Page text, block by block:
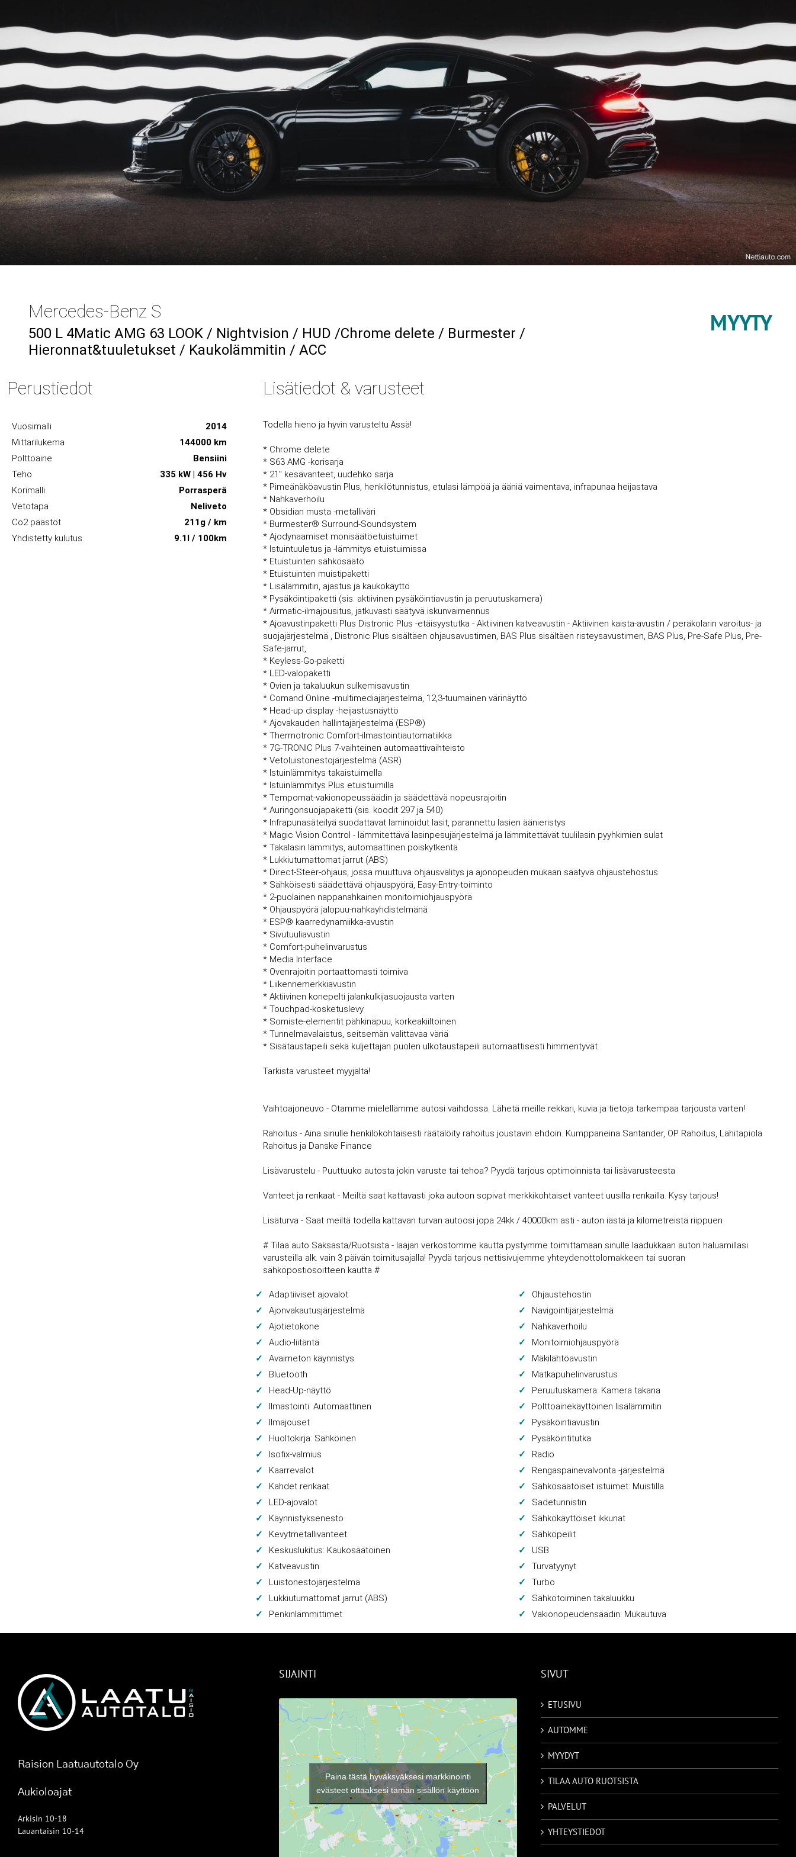
Mercedes-Benz S
500 L 4Matic AMG 63 LOOK / Nightvision / HUD /Chrome delete / Burmester /
Hieronnat&tuuletukset / Kaukolämmitin / ACC
MYYTY
Perustiedot
Vuosimalli
2014
Mittarilukema
144000 km
Polttoaine
Bensiini
Teho
335 kW | 456 Hv
Korimalli
Porrasperä
Vetotapa
Neliveto
Co2 päästöt
211g / km
Yhdistetty kulutus
9.1l / 100km
Lisätiedot & varusteet
Todella hieno ja hyvin varusteltu Ässä!
* Chrome delete
* S63 AMG -korisarja
* 21'' kesävanteet, uudehko sarja
* Pimeänäköavustin Plus, henkilötunnistus, etulasi lämpöä ja ääniä vaimentava, infrapunaa heijastava
* Nahkaverhoilu
* Obsidian musta -metalliväri
* Burmester® Surround-Soundsystem
* Ajodynaamiset monisäätöetuistuimet
* Istuintuuletus ja -lämmitys etuistuimissa
* Etuistuinten sähkösäätö
* Etuistuinten muistipaketti
* Lisälämmitin, ajastus ja kaukokäyttö
* Pysäköintipaketti (sis. aktiivinen pysäköintiavustin ja peruutuskamera)
* Airmatic-ilmajousitus, jatkuvasti säätyvä iskunvaimennus
* Ajoavustinpaketti Plus Distronic Plus -etäisyystutka - Aktiivinen katveavustin - Aktiivinen kaista-avustin / peräkolarin varoitus- ja
suojajärjestelmä , Distronic Plus sisältäen ohjausavustimen, BAS Plus sisältäen risteysavustimen, BAS Plus, Pre-Safe Plus, Pre-
Safe-jarrut,
* Keyless-Go-paketti
* LED-valopaketti
* Ovien ja takaluukun sulkemisavustin
* Comand Online -multimediajärjestelmä, 12,3-tuumainen värinäyttö
* Head-up display -heijastusnäyttö
* Ajovakauden hallintajärjestelmä (ESP®)
* Thermotronic Comfort-ilmastointiautomatiikka
* 7G-TRONIC Plus 7-vaihteinen automaattivaihteisto
* Vetoluistonestojärjestelmä (ASR)
* Istuinlämmitys takaistuimella
* Istuinlämmitys Plus etuistuimilla
* Tempomat-vakionopeussäädin ja säädettävä nopeusrajoitin
* Auringonsuojapaketti (sis. koodit 297 ja 540)
* Infrapunasäteilyä suodattavat laminoidut lasit, parannettu lasien äänieristys
* Magic Vision Control - lämmitettävä lasinpesujärjestelmä ja lämmitettävät tuulilasin pyyhkimien sulat
* Takalasin lämmitys, automaattinen poiskytkentä
* Lukkiutumattomat jarrut (ABS)
* Direct-Steer-ohjaus, jossa muuttuva ohjausvälitys ja ajonopeuden mukaan säätyvä ohjaustehostus
* Sähköisesti säädettävä ohjauspyörä, Easy-Entry-toiminto
* 2-puolainen nappanahkainen monitoimiohjauspyörä
* Ohjauspyörä jalopuu-nahkayhdistelmänä
* ESP® kaarredynamiikka-avustin
* Sivutuuliavustin
* Comfort-puhelinvarustus
* Media Interface
* Ovenrajoitin portaattomasti toimiva
* Liikennemerkkiavustin
* Aktiivinen konepelti jalankulkijasuojausta varten
* Touchpad-kosketuslevy
* Somiste-elementit pähkinäpuu, korkeakiiltoinen
* Tunnelmavalaistus, seitsemän valittavaa väriä
* Sisätaustapeili sekä kuljettajan puolen ulkotaustapeili automaattisesti himmentyvät
Tarkista varusteet myyjältä!
Vaihtoajoneuvo - Otamme mielellämme autosi vaihdossa. Lähetä meille rekkari, kuvia ja tietoja tarkempaa tarjousta varten!
Rahoitus - Aina sinulle henkilökohtaisesti räätälöity rahoitus joustavin ehdoin. Kumppaneina Santander, OP Rahoitus, Lähitapiola
Rahoitus ja Danske Finance
Lisävarustelu - Puuttuuko autosta jokin varuste tai tehoa? Pyydä tarjous optimoinnista tai lisävarusteesta
Vanteet ja renkaat - Meiltä saat kattavasti joka autoon sopivat merkkikohtaiset vanteet uusilla renkailla. Kysy tarjous!
Lisäturva - Saat meiltä todella kattavan turvan autoosi jopa 24kk / 40000km asti - auton iästä ja kilometreistä riippuen
# Tilaa auto Saksasta/Ruotsista - laajan verkostomme kautta pystymme toimittamaan sinulle laadukkaan auton haluamillasi
varusteilla alk. vain 3 päivän toimitusajalla! Pyydä tarjous nettisivujemme yhteydenottolomakkeen tai suoran
sähköpostiosoitteen kautta #
Adaptiiviset ajovalot
Ajonvakautusjärjestelmä
Ajotietokone
Audio-liitäntä
Avaimeton käynnistys
Bluetooth
Head-Up-näyttö
Ilmastointi: Automaattinen
Ilmajouset
Huoltokirja: Sähköinen
Isofix-valmius
Kaarrevalot
Kahdet renkaat
LED-ajovalot
Käynnistyksenesto
Kevytmetallivanteet
Keskuslukitus: Kaukosäätöinen
Katveavustin
Luistonestojärjestelmä
Lukkiutumattomat jarrut (ABS)
Penkinlämmittimet
Ohjaustehostin
Navigointijärjestelmä
Nahkaverhoilu
Monitoimiohjauspyörä
Mäkilähtöavustin
Matkapuhelinvarustus
Peruutuskamera: Kamera takana
Polttoainekäyttöinen lisälämmitin
Pysäköintiavustin
Pysäköintitutka
Radio
Rengaspainevalvonta -järjestelmä
Sähkösäätöiset istuimet: Muistilla
Sadetunnistin
Sähkökäyttöiset ikkunat
Sähköpeilit
USB
Turvatyynyt
Turbo
Sähkötoiminen takaluukku
Vakionopeudensäädin: Mukautuva
Raision Laatuautotalo Oy
Aukioloajat
Arkisin 10-18
Lauantaisin 10-14
SIJAINTI
Paina tästä hyväksyäksesi markkinointi
evästeet ottaaksesi tämän sisällön käyttöön
SIVUT
ETUSIVU
AUTOMME
MYYDYT
TILAA AUTO RUOTSISTA
PALVELUT
YHTEYSTIEDOT